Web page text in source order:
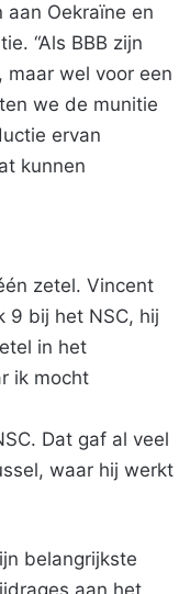
aan Oekraïne en
“Als BBB zijn
maar wel voor een
we de munitie
ervan
kunnen
zetel. Vincent
9 bij het NSC, hij
in het
ik mocht
Dat gaf al veel
waar hij werkt
belangrijkste